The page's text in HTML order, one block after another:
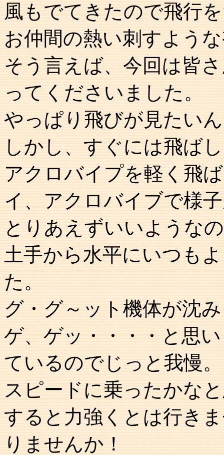
風もでてきたので飛行
お仲間の熱い刺すよう
そう言えば、今回は皆
ってくださいました。
やっぱり飛びが見たい
しかし、すぐには飛ば
アクロバイプを軽く飛
イ、アクロバイブで様
とりあえずいいような
土手から水平にいつも
た。
グ・グ～ット機体が沈
ゲ、ゲッ・・・・と思
ているのでじっと我慢。
スピードに乗ったかな
すると力強くとは行き
りませんか！